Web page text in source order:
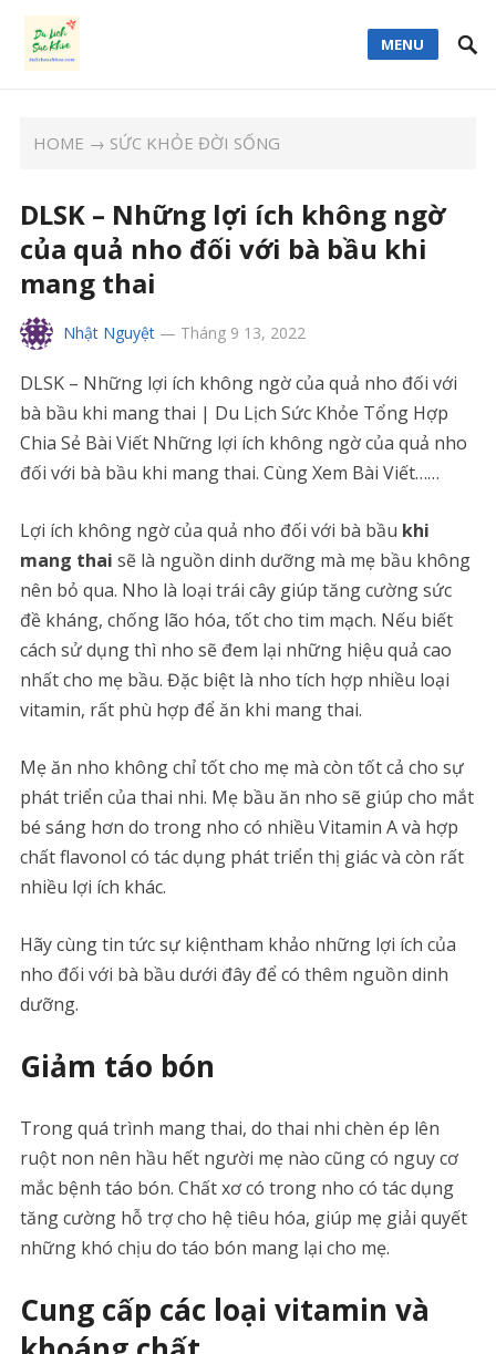
MENU
HOME → SỨC KHỎE ĐỜI SỐNG
DLSK – Những lợi ích không ngờ
của quả nho đối với bà bầu khi
mang thai
Nhật Nguyệt— Tháng 9 13, 2022
DLSK – Những lợi ích không ngờ của quả nho đối với
bà bầu khi mang thai | Du Lịch Sức Khỏe Tổng Hợp
Chia Sẻ Bài Viết Những lợi ích không ngờ của quả nho
đối với bà bầu khi mang thai. Cùng Xem Bài Viết……
Lợi ích không ngờ của quả nho đối với bà bầu khi
mang thai sẽ là nguồn dinh dưỡng mà mẹ bầu không
nên bỏ qua. Nho là loại trái cây giúp tăng cường sức
đề kháng, chống lão hóa, tốt cho tim mạch. Nếu biết
cách sử dụng thì nho sẽ đem lại những hiệu quả cao
nhất cho mẹ bầu. Đặc biệt là nho tích hợp nhiều loại
vitamin, rất phù hợp để ăn khi mang thai.
Mẹ ăn nho không chỉ tốt cho mẹ mà còn tốt cả cho sự
phát triển của thai nhi. Mẹ bầu ăn nho sẽ giúp cho mắt
bé sáng hơn do trong nho có nhiều Vitamin A và hợp
chất flavonol có tác dụng phát triển thị giác và còn rất
nhiều lợi ích khác.
Hãy cùng tin tức sự kiệntham khảo những lợi ích của
nho đối với bà bầu dưới đây để có thêm nguồn dinh
dưỡng.
Giảm táo bón
Trong quá trình mang thai, do thai nhi chèn ép lên
ruột non nên hầu hết người mẹ nào cũng có nguy cơ
mắc bệnh táo bón. Chất xơ có trong nho có tác dụng
tăng cường hỗ trợ cho hệ tiêu hóa, giúp mẹ giải quyết
những khó chịu do táo bón mang lại cho mẹ.
Cung cấp các loại vitamin và